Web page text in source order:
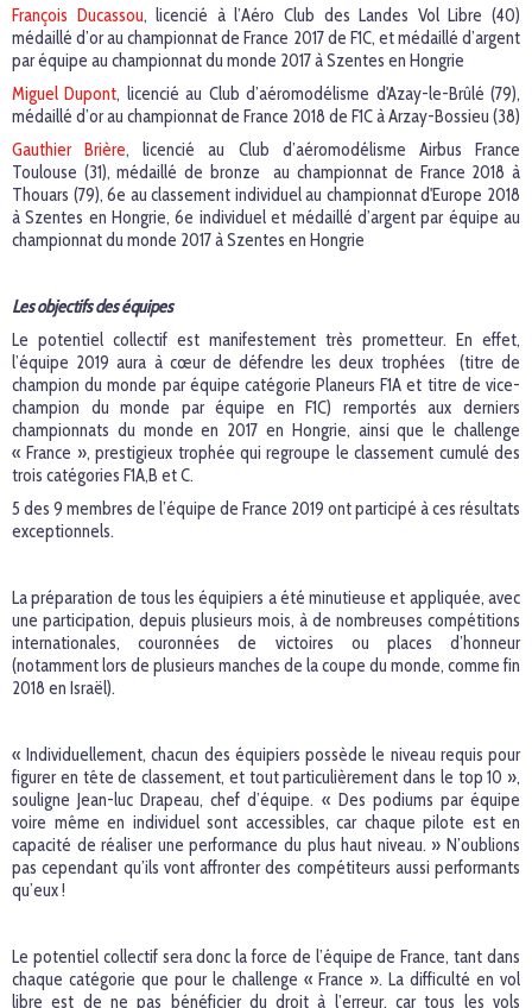
François Ducassou, licencié à l’Aéro Club des Landes Vol Libre (40)
médaillé d’or au championnat de France 2017 de F1C, et médaillé d’argent
par équipe au championnat du monde 2017 à Szentes en Hongrie
Miguel Dupont, licencié au Club d’aéromodélisme d'Azay-le-Brûlé (79),
médaillé d’or au championnat de France 2018 de F1C à Arzay-Bossieu (38)
Gauthier Brière, licencié au Club d’aéromodélisme Airbus France
Toulouse (31), médaillé de bronze au championnat de France 2018 à
Thouars (79), 6e au classement individuel au championnat d'Europe 2018
à Szentes en Hongrie, 6e individuel et médaillé d’argent par équipe au
championnat du monde 2017 à Szentes en Hongrie
Les objectifs des équipes
Le potentiel collectif est manifestement très prometteur. En effet,
l’équipe 2019 aura à cœur de défendre les deux trophées (titre de
champion du monde par équipe catégorie Planeurs F1A et titre de vice-
champion du monde par équipe en F1C) remportés aux derniers
championnats du monde en 2017 en Hongrie, ainsi que le challenge
« France », prestigieux trophée qui regroupe le classement cumulé des
trois catégories F1A,B et C.
5 des 9 membres de l’équipe de France 2019 ont participé à ces résultats
exceptionnels.
La préparation de tous les équipiers a été minutieuse et appliquée, avec
une participation, depuis plusieurs mois, à de nombreuses compétitions
internationales, couronnées de victoires ou places d’honneur
(notamment lors de plusieurs manches de la coupe du monde, comme fin
2018 en Israël).
« Individuellement, chacun des équipiers possède le niveau requis pour
figurer en tête de classement, et tout particulièrement dans le top 10 »,
souligne Jean-luc Drapeau, chef d’équipe. « Des podiums par équipe
voire même en individuel sont accessibles, car chaque pilote est en
capacité de réaliser une performance du plus haut niveau. » N’oublions
pas cependant qu’ils vont affronter des compétiteurs aussi performants
qu’eux !
Le potentiel collectif sera donc la force de l’équipe de France, tant dans
chaque catégorie que pour le challenge « France ». La difficulté en vol
libre est de ne pas bénéficier du droit à l’erreur, car tous les vols